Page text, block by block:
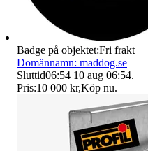
Badge på objektet:Fri frakt
Domännamn: maddog.se
Sluttid06:54 10 aug 06:54.
Pris:10 000 kr,Köp nu.